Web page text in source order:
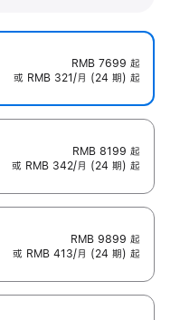
RMB 7699 起
或 RMB 321/月 (24 期) 起
RMB 8199 起
或 RMB 342/月 (24 期) 起
RMB 9899 起
或 RMB 413/月 (24 期) 起